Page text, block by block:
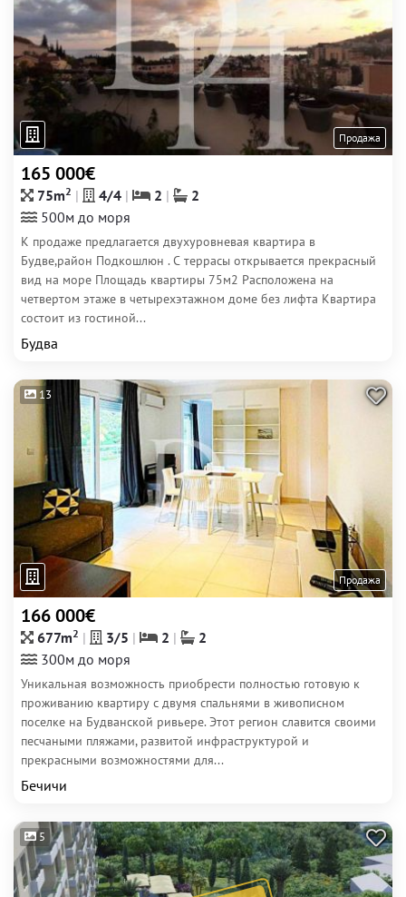
Продажа
165 000€
75m2 4/4 2
2
500м до моря
К продаже предлагается двухуровневая квартира в
Будве,район Подкошлюн . С террасы открывается прекрасный
вид на море Площадь квартиры 75м2 Расположена на
четвертом этаже в четырехэтажном доме без лифта Квартира
состоит из гостиной...
Будва
13
Продажа
166 000€
677m2 3/5 2
2
300м до моря
Уникальная возможность приобрести полностью готовую к
проживанию квартиру с двумя спальнями в живописном
поселке на Будванской ривьере. Этот регион славится своими
песчаными пляжами, развитой инфраструктурой и
прекрасными возможностями для...
Бечичи
5